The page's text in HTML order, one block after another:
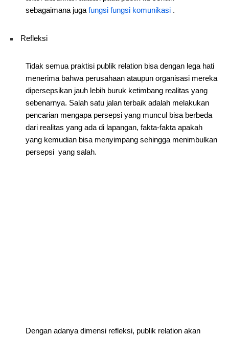
sebagaimana juga fungsi fungsi komunikasi .
Refleksi
Tidak semua praktisi publik relation bisa dengan lega hati
menerima bahwa perusahaan ataupun organisasi mereka
dipersepsikan jauh lebih buruk ketimbang realitas yang
sebenarnya. Salah satu jalan terbaik adalah melakukan
pencarian mengapa persepsi yang muncul bisa berbeda
dari realitas yang ada di lapangan, fakta-fakta apakah
yang kemudian bisa menyimpang sehingga menimbulkan
persepsi yang salah.
Dengan adanya dimensi refleksi, publik relation akan